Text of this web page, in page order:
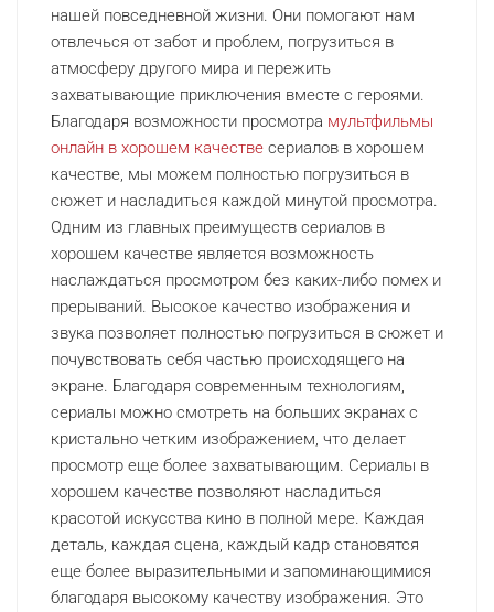
нашей повседневной жизни. Они помогают нам
отвлечься от забот и проблем, погрузиться в
атмосферу другого мира и пережить
захватывающие приключения вместе с героями.
Благодаря возможности просмотра мультфильмы
онлайн в хорошем качестве сериалов в хорошем
качестве, мы можем полностью погрузиться в
сюжет и насладиться каждой минутой просмотра.
Одним из главных преимуществ сериалов в
хорошем качестве является возможность
наслаждаться просмотром без каких-либо помех и
прерываний. Высокое качество изображения и
звука позволяет полностью погрузиться в сюжет и
почувствовать себя частью происходящего на
экране. Благодаря современным технологиям,
сериалы можно смотреть на больших экранах с
кристально четким изображением, что делает
просмотр еще более захватывающим. Сериалы в
хорошем качестве позволяют насладиться
красотой искусства кино в полной мере. Каждая
деталь, каждая сцена, каждый кадр становятся
еще более выразительными и запоминающимися
благодаря высокому качеству изображения. Это